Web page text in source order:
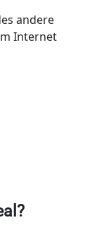
andere
Internet